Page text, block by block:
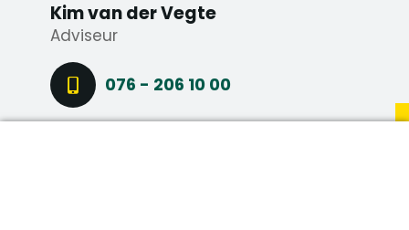
Kim van der Vegte
Adviseur
076 - 206 10 00